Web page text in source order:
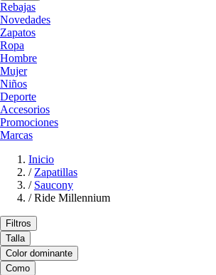
Rebajas
Novedades
Zapatos
Ropa
Hombre
Mujer
Niños
Deporte
Accesorios
Promociones
Marcas
Inicio
/ Zapatillas
/ Saucony
/ Ride Millennium
Filtros
Talla
Color dominante
Como